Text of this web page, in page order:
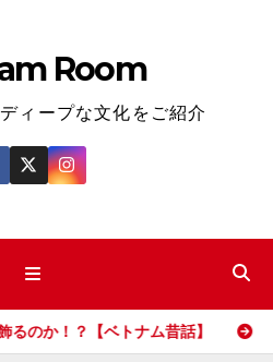
Room
ィープな文化をご紹介
昔話】 ホーチミンで映画の舞